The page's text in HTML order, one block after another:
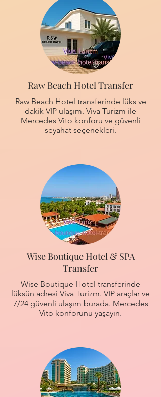
Raw Beach Hotel Transfer
Raw Beach Hotel transferinde lüks ve
dakik VIP ulaşım. Viva Turizm ile
Mercedes Vito konforu ve güvenli
seyahat seçenekleri.
Wise Boutique Hotel & SPA
Transfer
Wise Boutique Hotel transferinde
lüksün adresi Viva Turizm. VIP araçlar ve
7/24 güvenli ulaşım burada. Mercedes
Vito konforunu yaşayın.